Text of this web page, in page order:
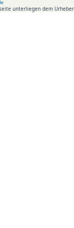
unterliegen dem